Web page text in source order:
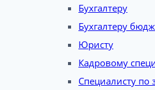
Бухгалтеру
Бухгалтеру
Юристу
Кадровому
Специалисту по